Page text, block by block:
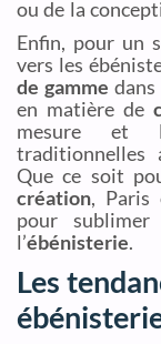
ou de la
Enfin, pour un
vers les
de gamme
en matière de
mesure et
traditionnelles
Que ce soit
création, Paris
pour
l’ébénisterie.
Les